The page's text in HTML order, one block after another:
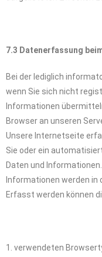
7.3 Datenerfassung
Bei der lediglich
wenn Sie sich nicht
Informationen
Browser an unseren
Unsere Internetseite
Sie oder ein
Daten und
Informationen werden in
Erfasst werden können
1. verwendeten